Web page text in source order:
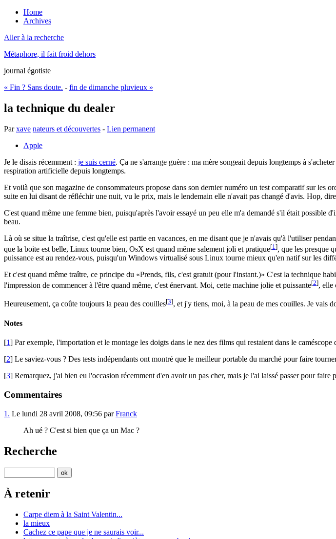
Home
Archives
Aller à la recherche
Métaphore, il fait froid dehors
journal égotiste
« Fin ? Sans doute. - fin de dimanche pluvieux »
la technique du dealer
Parxave nateurs et découvertes - Lien permanent
Apple
Je le disais récemment : je suis cerné. Ça ne s'arrange guère : ma mère songeait depuis longtemps à
respiration artificielle depuis longtemps.
Et voilà que son magazine de consommateurs propose dans son dernier numéro un test comparatif sur
suite en lui disant de réfléchir une nuit, vu le prix, mais le lendemain elle n'avait pas changé d'avis. Hop,
C'est quand même une femme bien, puisqu'après l'avoir essayé un peu elle m'a demandé s'il était
beau.
Là où se situe la traîtrise, c'est qu'elle est partie en vacances, en me disant que je n'avais qu'à l'utiliser
que la boite est belle, Linux tourne bien, OsX est quand même salement joli et pratique[1 ], que les presque
puissance est au rendez-vous, puisqu'un Windows virtualisé sous Linux tourne mieux qu'en natif sur les
Et c'est quand même traître, ce principe du
Prends, fils, c'est gratuit (pour l'instant.)
C'est la technique
l'impression de commencer à l'être quand même, c'est énervant. Moi, cette machine jolie et puissante[2], elle
Heureusement, ça coûte toujours la peau des couilles[3], et j'y tiens, moi, à la peau de mes couilles. Je vais
Notes
[1] Par exemple, l'importation et le montage les doigts dans le nez des films qui restaient dans le
[2] Le saviez-vous ? Des tests indépendants ont montré que le meilleur portable du marché pour faire
[3] Remarquez, j'ai bien eu l'occasion récemment d'en avoir un pas cher, mais je l'ai laissé passer pour
Commentaires
1. Le lundi 28 avril 2008, 09:56 parFranck
Ah ué ? C'est si bien que ça un Mac ?
Recherche
À retenir
Carpe diem à la Saint Valentin...
la mieux
Cachez ce pape que je ne saurais voir...